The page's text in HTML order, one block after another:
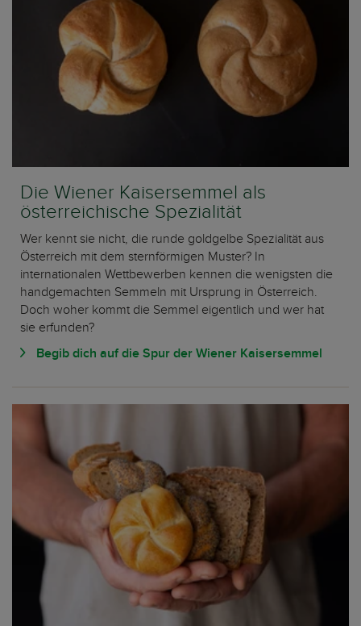
Die Wiener Kaisersemmel als
österreichische Spezialität
Wer kennt sie nicht, die runde goldgelbe Spezialität aus
Österreich mit dem sternförmigen Muster? In
internationalen Wettbewerben kennen die wenigsten die
handgemachten Semmeln mit Ursprung in Österreich.
Doch woher kommt die Semmel eigentlich und wer hat
sie erfunden?
Begib dich auf die Spur der Wiener Kaisersemmel